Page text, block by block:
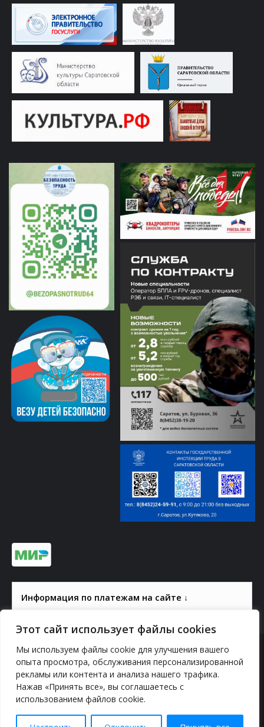
Этот сайт использует файлы cookies
Мы используем файлы cookie для улучшения вашего
опыта просмотра, обслуживания персонализированной
рекламы или контента и анализа нашего трафика.
Нажав «Принять все», вы соглашаетесь с
использованием файлов cookie.
Информация по платежам на сайте ↓
© 2000-2026, ГАУК СОМ КВЦ
Политика конфиденциальности
YouTube
vk.com